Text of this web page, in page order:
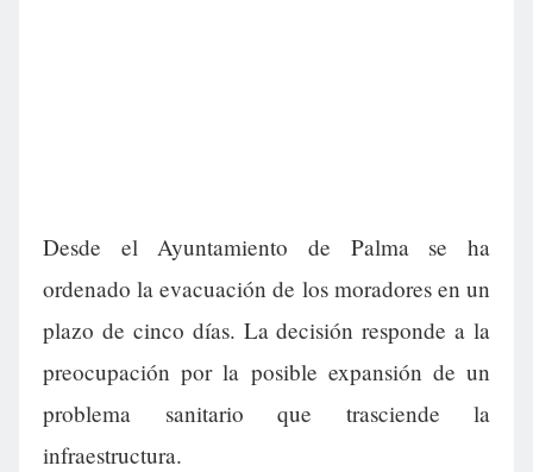
Desde el Ayuntamiento de Palma se ha
ordenado la evacuación de los moradores en un
plazo de cinco días. La decisión responde a la
preocupación por la posible expansión de un
problema sanitario que trasciende la
infraestructura.